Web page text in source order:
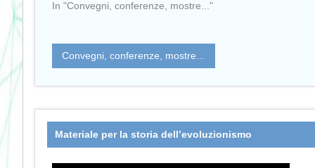
In "Convegni, conferenze, mostre..."
Convegni, conferenze, mostre...
Materiale per la storia dell’evoluzionismo